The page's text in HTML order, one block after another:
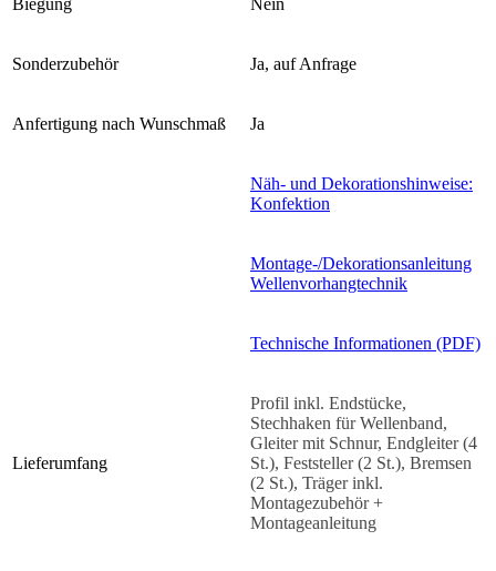
Sonderzubehör Ja, auf Anfrage
Anfertigung nach Wunschmaß Ja
Näh- und Dekorationshinweise:
Konfektion
Montage-/Dekorationsanleitung
Wellenvorhangtechnik
Technische Informationen (PDF)
Lieferumfang
Profil inkl. Endstücke,
Stechhaken für Wellenband,
Gleiter mit Schnur, Endgleiter (4
St.), Feststeller (2 St.), Bremsen
(2 St.), Träger inkl.
Montagezubehör +
Montageanleitung